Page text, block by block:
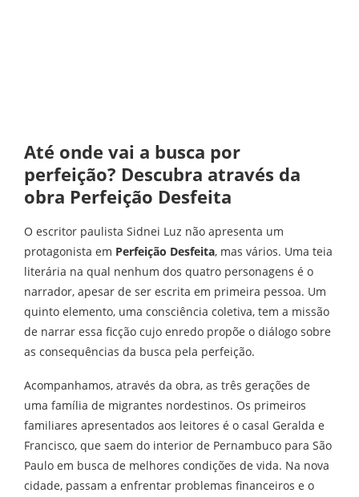
Até onde vai a busca por
perfeição? Descubra através da
obra Perfeição Desfeita
O escritor paulista Sidnei Luz não apresenta um
protagonista em Perfeição Desfeita, mas vários. Uma teia
literária na qual nenhum dos quatro personagens é o
narrador, apesar de ser escrita em primeira pessoa. Um
quinto elemento, uma consciência coletiva, tem a missão
de narrar essa ficção cujo enredo propõe o diálogo sobre
as consequências da busca pela perfeição.
Acompanhamos, através da obra, as três gerações de
uma família de migrantes nordestinos. Os primeiros
familiares apresentados aos leitores é o casal Geralda e
Francisco, que saem do interior de Pernambuco para São
Paulo em busca de melhores condições de vida. Na nova
cidade, passam a enfrentar problemas financeiros e o